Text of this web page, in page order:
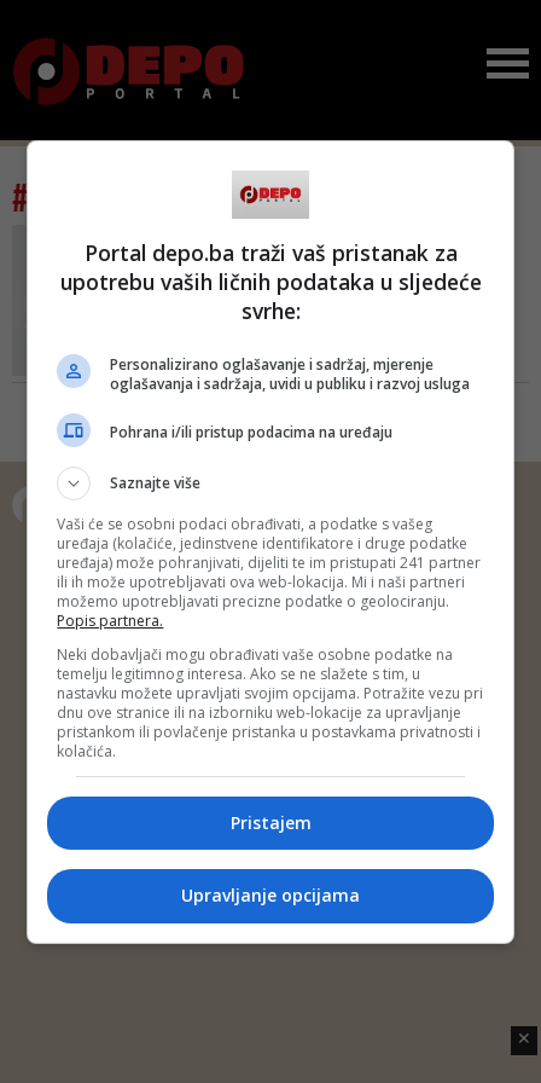
#tag: namještanje tendera
NABAVKE PODNIJELA
PRIJAVU ZBOG SUMNJE NA
hotela 'Rajska dolina' na
Ja...
prijave koju je Transparency
International u BiH uputio u aprilu
oko 3,1 milion KM
Copyright © 2014 Depo Portal
Impressum
Kontakt Marketing
Privatnost korisnika
O nama
✕
Portal depo.ba traži vaš pristanak za
upotrebu vaših ličnih podataka u sljedeće
svrhe:
Personalizirano oglašavanje i sadržaj, mjerenje
oglašavanja i sadržaja, uvidi u publiku i razvoj usluga
Pohrana i/ili pristup podacima na uređaju
Saznajte više
Vaši će se osobni podaci obrađivati, a podatke s vašeg
uređaja (kolačiće, jedinstvene identifikatore i druge podatke
uređaja) može pohranjivati, dijeliti te im pristupati 241 partner
ili ih može upotrebljavati ova web-lokacija. Mi i naši partneri
možemo upotrebljavati precizne podatke o geolociranju.
Popis partnera.
Neki dobavljači mogu obrađivati vaše osobne podatke na
temelju legitimnog interesa. Ako se ne slažete s tim, u
nastavku možete upravljati svojim opcijama. Potražite vezu pri
dnu ove stranice ili na izborniku web-lokacije za upravljanje
pristankom ili povlačenje pristanka u postavkama privatnosti i
kolačića.
Pristajem
Upravljanje opcijama